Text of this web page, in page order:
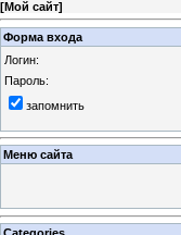
[Мой сайт]
Форма входа
Логин:
Пароль:
запомнить
Меню сайта